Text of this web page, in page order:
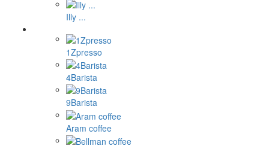
Illy ...
1Zpresso
4Barista
9Barista
Aram coffee